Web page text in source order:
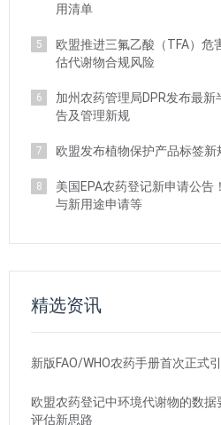
用清单
5
欧盟推进三氟乙酸（TFA）危
估代谢物合规风险
6
加州农药管理局DPR发布最
告及管理新规
7 欧盟发布植物保护产品标签
8
美国EPA农药登记新申请公告
与新用途申请等
精选资讯
新版FAO/WHO农药手册首次正式
欧盟农药登记中环境代谢物的数
评估新思路